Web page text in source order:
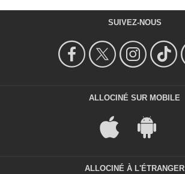
SUIVEZ-NOUS
ALLOCINÉ SUR MOBILE
ALLOCINÉ À L'ÉTRANGER